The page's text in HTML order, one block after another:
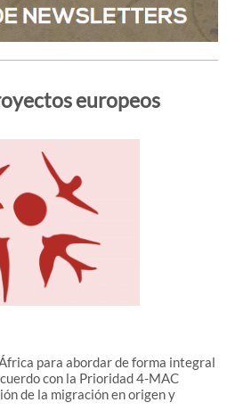
europeos
para abordar de forma integral
con la Prioridad 4-MAC
de la migración en origen y